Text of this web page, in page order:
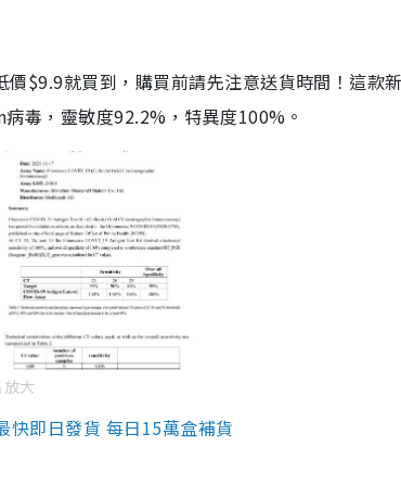
$9.9就買到，購買前請先注意送貨時間！這款
毒，靈敏度92.2%，特異度100%。
大
快即日發貨 每日15萬盒補貨